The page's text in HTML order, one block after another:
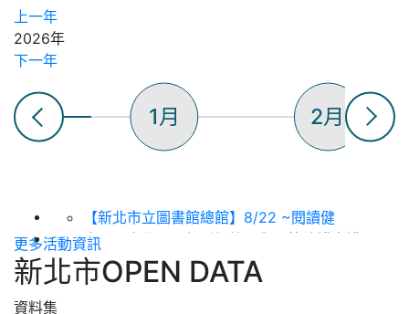
上一年
2026年
下一年
1月 2月
【新北市立圖書館總館】8/22 ~閱讀健
康，骨立全開~ 銀髮好筋骨與關節防護守護
日
【新北市立圖書館總館】8/15 洪鈞培健康
更多活動資訊
新北市OPEN DATA
資料集